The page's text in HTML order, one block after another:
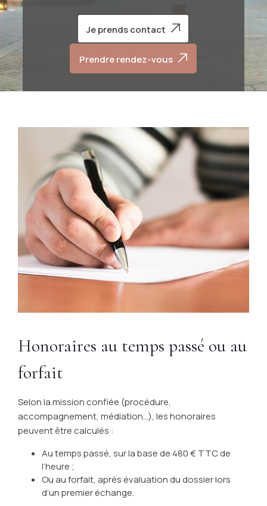
Je prends contact
Prendre rendez-vous
Honoraires au temps passé ou au
forfait
Selon la mission confiée (procédure,
accompagnement, médiation…), les honoraires
peuvent être calculés :
Au temps passé, sur la base de 480 € TTC de
l’heure ;
Ou au forfait, après évaluation du dossier lors
d’un premier échange.